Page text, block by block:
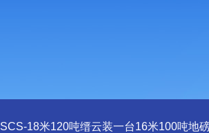
SCS-18米120吨缙云装一台16米100吨地